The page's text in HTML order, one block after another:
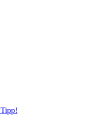
Tipp!